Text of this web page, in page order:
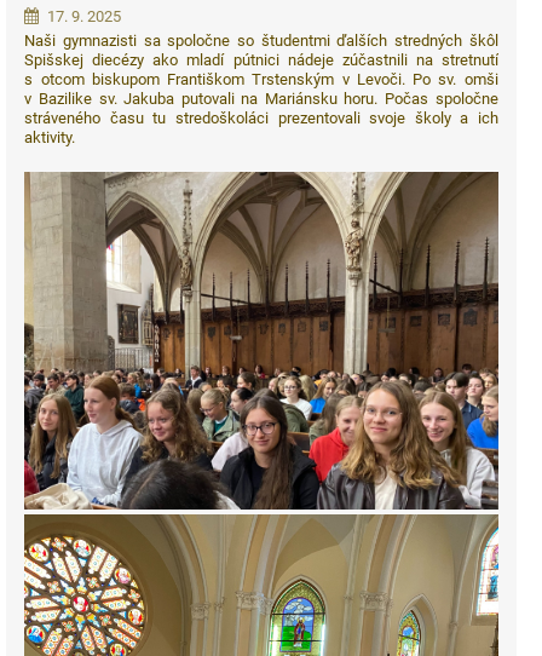
17. 9. 2025
Naši gymnazisti sa spoločne so študentmi ďalších stredných škôl
Spišskej diecézy ako mladí pútnici nádeje zúčastnili na stretnutí
s otcom biskupom Františkom Trstenským v Levoči. Po sv. omši
v Bazilike sv. Jakuba putovali na Mariánsku horu. Počas spoločne
stráveného času tu stredoškoláci prezentovali svoje školy a ich
aktivity.